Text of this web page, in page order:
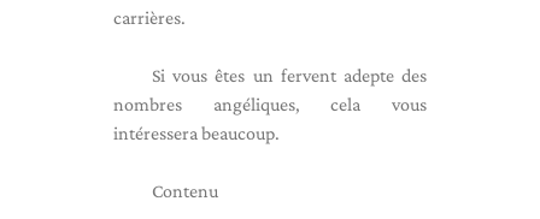
carrières.
Si vous êtes un fervent adepte des
nombres angéliques, cela vous
intéressera beaucoup.
Contenu